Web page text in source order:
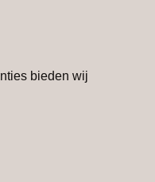
bieden wij